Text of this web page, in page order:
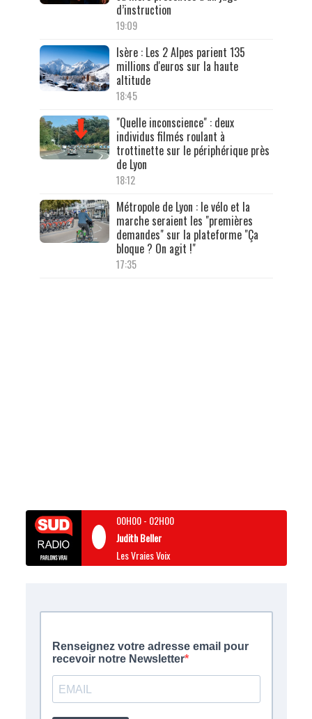
d’instruction
19:09
Isère : Les 2 Alpes parient 135
millions d'euros sur la haute
altitude
18:45
"Quelle inconscience" : deux
individus filmés roulant à
trottinette sur le périphérique près
de Lyon
18:12
Métropole de Lyon : le vélo et la
marche seraient les "premières
demandes" sur la plateforme "Ça
bloque ? On agit !"
17:35
00H00- 02H00
Judith Beller
Les Vraies Voix